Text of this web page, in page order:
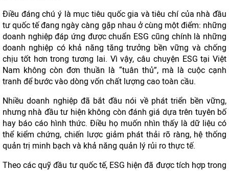
Điều đáng chú ý là mục tiêu quốc gia và tiêu chí của nhà đầu
tư quốc tế đang ngày càng gặp nhau ở cùng một điểm: những
doanh nghiệp đáp ứng được chuẩn ESG cũng chính là những
doanh nghiệp có khả năng tăng trưởng bền vững và chống
chịu tốt hơn trong tương lai. Vì vậy, câu chuyện ESG tại Việt
Nam không còn đơn thuần là “tuân thủ”, mà là cuộc cạnh
tranh để bước vào dòng vốn chất lượng cao toàn cầu.
Nhiều doanh nghiệp đã bắt đầu nói về phát triển bền vững,
nhưng nhà đầu tư hiện không còn đánh giá dựa trên tuyên bố
hay báo cáo hình thức. Điều họ muốn nhìn thấy là dữ liệu có
thể kiểm chứng, chiến lược giảm phát thải rõ ràng, hệ thống
quản trị minh bạch và khả năng quản lý rủi ro thực tế.
Theo các quỹ đầu tư quốc tế, ESG hiện đã được tích hợp trong